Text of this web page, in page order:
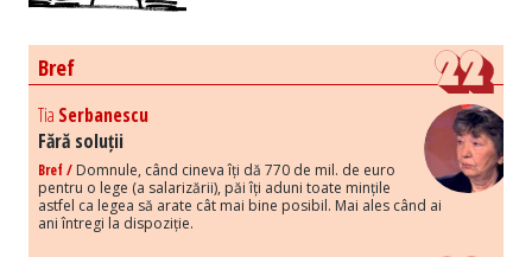
Bref
Tia Serbanescu
Fără soluții
Bref / Domnule, când cineva îți dă 770 de mil. de euro
pentru o lege (a salarizării), păi îți aduni toate mințile
astfel ca legea să arate cât mai bine posibil. Mai ales când ai
ani întregi la dispoziție.